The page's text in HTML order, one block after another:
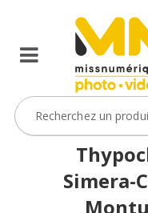
le
ObjectifFiltre5
VOIR L'OFFRE
Simera-